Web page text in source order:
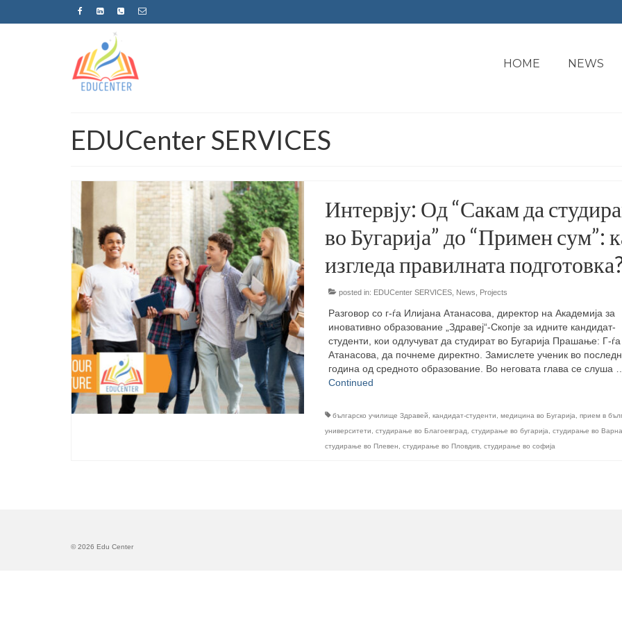
HOME NEWS
EDUCenter SERVICES
Интервју: Од “Сакам да
во Бугарија” до “Примен сум”:
изгледа правилната
posted in: EDUCenter SERVICES, News Projects
Разговор со г-ѓа Илијана Атанасова, директор на Академија за
иновативно образование „Здравеј“-Скопје за идните кандидат-
студенти, кои одлучуват да студират во Бугарија Прашање: Г-ѓа
Атанасова, да почнеме директно. Замислете ученик во
година од средното образование. Во неговата глава се слуша …
Continued
българско училище Здравей кандидат-студенти медицина во Бугарија
прием в
университети
студирање во Благоевград студирање во бугарија студирање во Варна
студирање во Плевен
студирање во Пловдив, студирање во софија
© 2026 Edu Center